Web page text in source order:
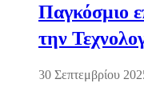
Παγκόσμιο
την
30 Σεπτεμβρίου